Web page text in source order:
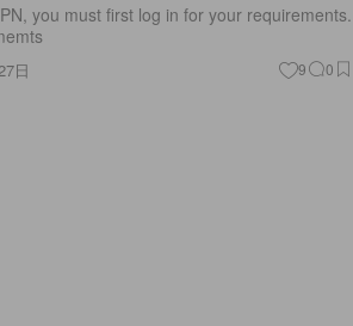
you must first log in for your requirements.
日 9 0